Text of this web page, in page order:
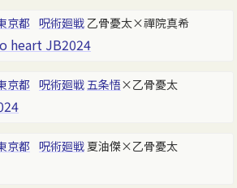
京都 呪術廻戦 乙骨憂太×禪院真希
heart JB2024
京都 呪術廻戦五条悟×乙骨憂太
京都 呪術廻戦 夏油傑×乙骨憂太